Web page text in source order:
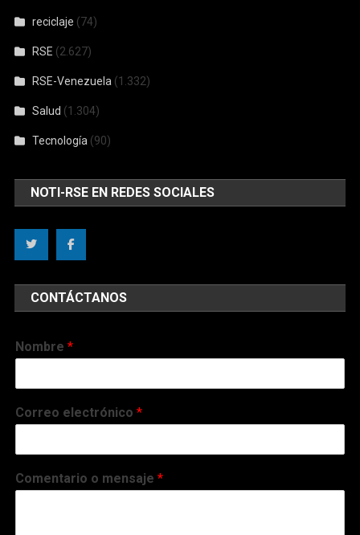
reciclaje (74)
RSE (2.627)
RSE-Venezuela (1.332)
Salud (1.304)
Tecnología (90)
NOTI-RSE EN REDES SOCIALES
CONTÁCTANOS
Nombre*
Correo electrónico*
Comentario o mensaje*